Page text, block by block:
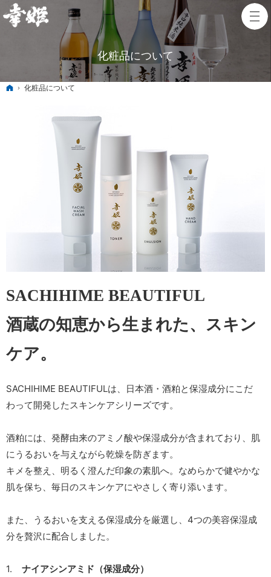
化粧品について
ホーム
化粧品について
SACHIHIME BEAUTIFUL
酒蔵の知恵から生まれた、スキン
ケア。
SACHIHIME BEAUTIFULは、日本酒・酒粕と保湿成分にこだ
わって開発したスキンケアシリーズです。
酒粕には、発酵由来のアミノ酸や保湿成分が含まれており、肌
にうるおいを与えながら乾燥を防ぎます。
キメを整え、明るく澄んだ印象の素肌へ。なめらかで健やかな
肌を保ち、毎日のスキンケアにやさしく寄り添います。
また、うるおいを支える保湿成分を厳選し、4つの美容保湿成
分を贅沢に配合しました。
ナイアシンアミド（保湿成分）